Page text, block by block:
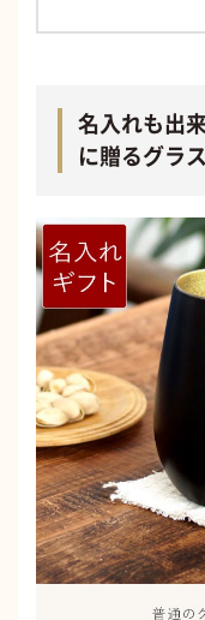
名入れも出
に贈るグラス